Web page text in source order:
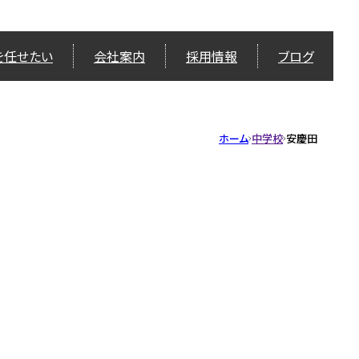
せたい 会社案内 採用情報 ブログ
ホーム 中学校 安慶田